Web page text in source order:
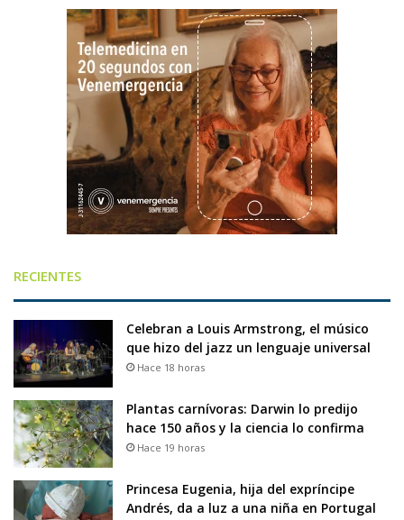
RECIENTES
Celebran a Louis Armstrong, el músico
que hizo del jazz un lenguaje universal
Hace 18 horas
Plantas carnívoras: Darwin lo predijo
hace 150 años y la ciencia lo confirma
Hace 19 horas
Princesa Eugenia, hija del expríncipe
Andrés, da a luz a una niña en Portugal